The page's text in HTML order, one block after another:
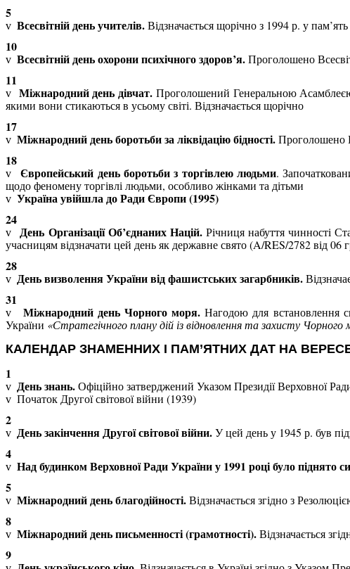
5
v Всесвітній день учителів.Відзначається щорічно з 1994 р. у
10
v Всесвітній день охорони психічного здоров’я.Проголошено
11
v Міжнародний день дівчат. Проголошений Генеральною
якими вони стикаються в усьому світі. Відзначається щорічно
17
v Міжнародний день боротьби за ліквідацію бідності.Проголошено
18
v Європейський день боротьби з торгівлею людьми.
щодо феномену торгівлі людьми, особливо жінками та дітьми
v Україна увійшла до Ради Європи (1995)
24
v День Організації Об’єднаних Націй. Річниця набуття чинності
учасницям відзначати цей день як державне свято (A/RES/2782 від 06
28
v День визволення України від фашистських загарбників.
31
v Міжнародний день Чорного моря.Нагодою для встановлення
України «Стратегічного плану дій із відновлення та захисту Чорного
КАЛЕНДАР ЗНАМЕННИХ І ПАМ’ЯТНИХ ДАТ НА
1
v День знань.Офіційно затверджений Указом Президії Верховної
v Початок Другої світової війни (1939)
2
v День закінчення Другої світової війни.У цей день у 1945 р. був
4
v Над будинком Верховної Ради України у 1991 році було піднято
5
v Міжнародний день благодійності.Відзначається згідно з
8
v Міжнародний день письменності (грамотності).Відзначається
9